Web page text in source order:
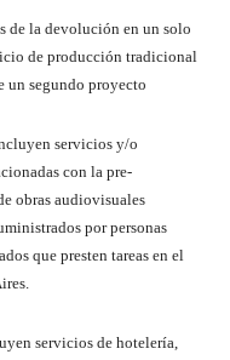
de la devolución en un solo
de producción tradicional
un segundo proyecto
servicios y/o
con la pre-
obras audiovisuales
por personas
que presten tareas en el
servicios de hotelería,